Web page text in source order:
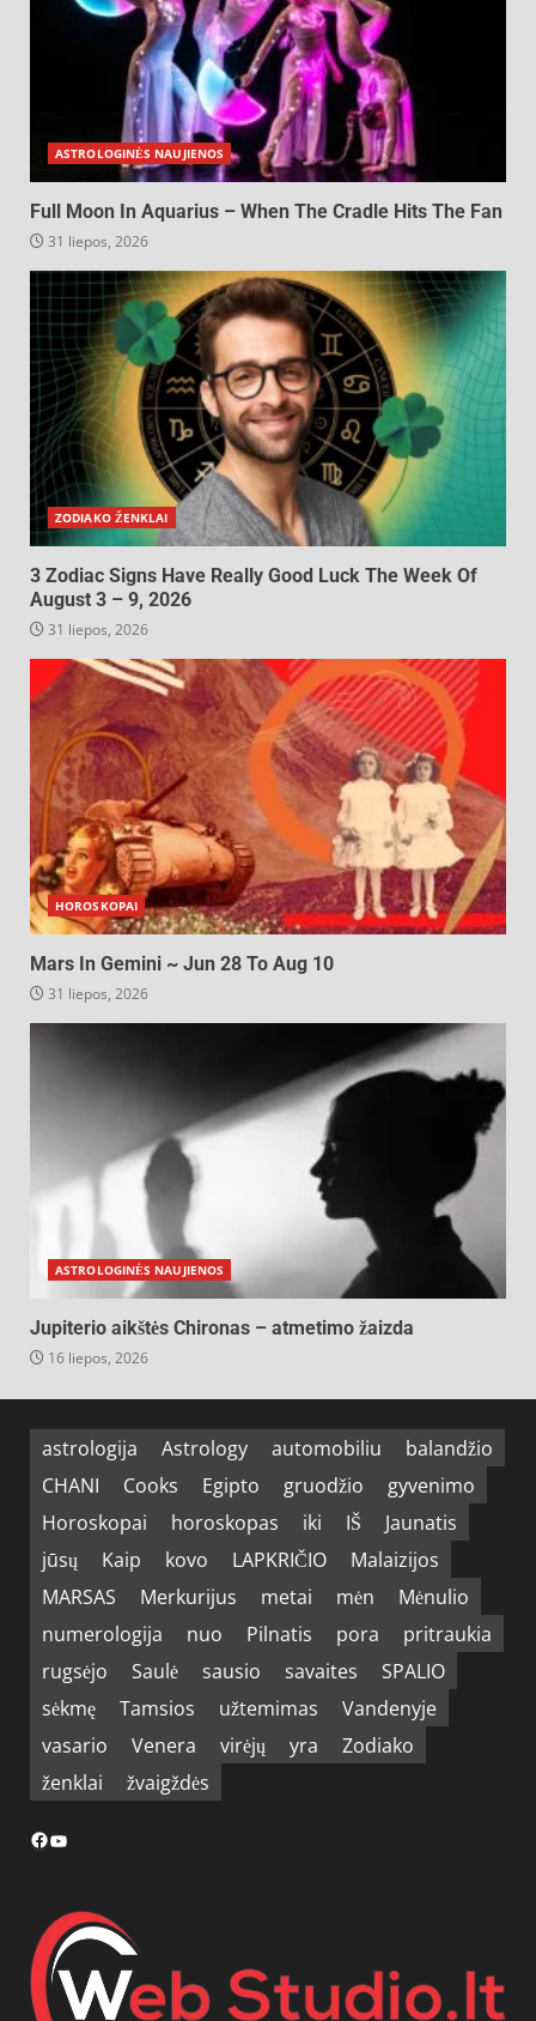
ASTROLOGINĖS NAUJIENOS
Full Moon In Aquarius – When The Cradle Hits The Fan
31 liepos, 2026
ZODIAKO ŽENKLAI
3 Zodiac Signs Have Really Good Luck The Week Of
August 3 – 9, 2026
31 liepos, 2026
HOROSKOPAI
Mars In Gemini ~ Jun 28 To Aug 10
31 liepos, 2026
ASTROLOGINĖS NAUJIENOS
Jupiterio aikštės Chironas – atmetimo žaizda
16 liepos, 2026
astrologija Astrology automobiliu
balandžio
CHANI
Cooks Egipto gruodžio
gyvenimo
Horoskopai
horoskopas iki IŠ
Jaunatis
jūsų
Kaip kovo LAPKRIČIO
Malaizijos
MARSAS
Merkurijus metai mėn
Mėnulio
numerologija
nuo Pilnatis pora
pritraukia
rugsėjo
Saulė sausio savaites
SPALIO
sėkmę
Tamsios užtemimas
Vandenyje
vasario
Venera virėjų yra
Zodiako
ženklai
žvaigždės
Facebook
YouTube